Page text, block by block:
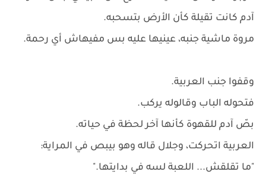
آدم كانت تقيلة كأن الأرض بتسحبه.
مروة ماشية جنبه، عينيها عليه بس مفيهاش أي رحمة.
وقفوا جنب العربية.
فتحوله الباب وقالوله يركب.
بصّ آدم للقهوة كأنها آخر لحظة في حياته.
العربية اتحركت، وجلال قاله وهو بيبص في المراية:
"ما تقلقش... اللعبة لسه في بدايتها."